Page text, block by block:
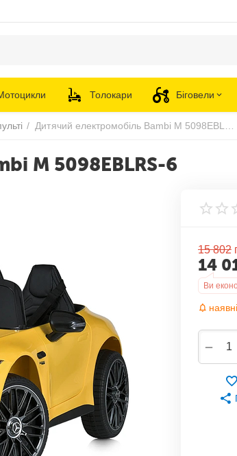
Толокари Біговели
/
M 5098EBLRS-6
15 802
14
Ви
−